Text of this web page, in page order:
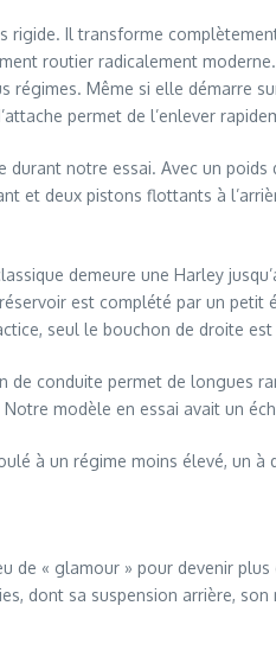
rigide. Il transforme
routier radicalement
régimes. Même si elle
permet de l’enlever
notre essai. Avec un
et deux pistons flottants à
demeure une Harley
est complété par un
seul le bouchon de droite est
conduite permet de longues
modèle en essai avait un
à un régime moins élevé, un
de « glamour » pour devenir
dont sa suspension arrière,